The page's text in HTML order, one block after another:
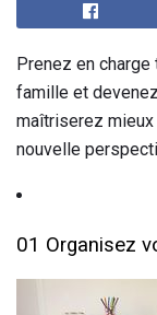
Prenez en
famille et
maîtriserez
nouvelle
01 Organisez